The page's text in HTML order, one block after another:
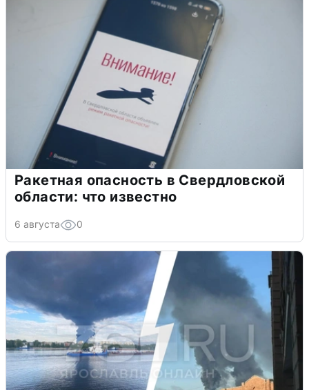
Ракетная опасность в Свердловской
области: что известно
6 августа 0